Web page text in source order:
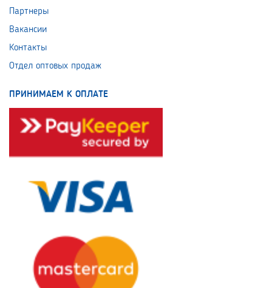
Партнеры
Вакансии
Контакты
Отдел оптовых продаж
ПРИНИМАЕМ К ОПЛАТЕ